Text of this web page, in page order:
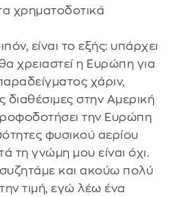
χρηματοδοτικά
είναι το εξής: υπάρχει
χρειαστεί η Ευρώπη για
χάριν,
στην Αμερική
την Ευρώπη
φυσικού αερίου
τη γνώμη μου είναι όχι.
και ακούω πολύ
τιμή, εγώ λέω ένα